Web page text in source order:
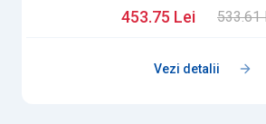
453.75 Lei 533.61
Vezi detalii